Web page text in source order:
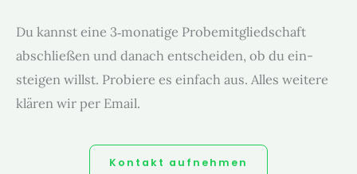
Du kannst eine 3‑monatige Probe­mit­glied­schaft
abschließen und danach entschei­den, ob du ein­
steigen willst. Pro­biere es ein­fach aus. Alles weit­ere
klären wir per Email.
Kon­takt aufnehmen